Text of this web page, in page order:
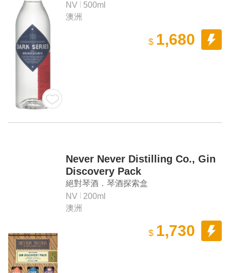
NV
500ml
澳洲
$ 1,680
Never Never Distilling Co., Gin
Discovery Pack
絕對琴酒．琴酒探索盒
NV
200ml
澳洲
$ 1,730